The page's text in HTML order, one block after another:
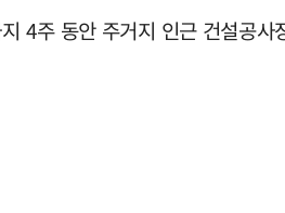
4주 동안 주거지 인근 건설공